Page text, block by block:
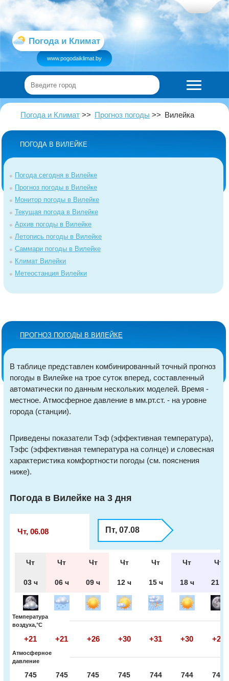
Погода и Климат
www.pogodaiklimat.by
Погода и Климат Прогноз погоды Вилейка
ПОГОДА В ВИЛЕЙКЕ
Погода сегодня в Вилейке
Прогноз погоды в Вилейке
Монитор погоды в Вилейке
Текущая погода в Вилейке
Архив погоды в Вилейке
Летопись погоды в Вилейке
Саммари погоды в Вилейке
Климат Вилейки
Метеостанция Вилейки
ПРОГНОЗ ПОГОДЫ В ВИЛЕЙКЕ
В таблице представлен комбинированный точный прогноз
погоды в Вилейке на трое суток вперед, составленный
автоматически по данным нескольких моделей. Время -
местное. Атмосферное давление в мм.рт.ст. - на уровне
города (станции).
Приведены показатели Тэф (эффективная температура),
Тэфс (эффективная температура на солнце) и словесная
характеристика комфортности погоды (см. пояснения
ниже).
Погода в Вилейке на 3 дня
Чт, 06.08 Пт, 07.08
Чт Чт Чт Чт Чт Чт Чт
03 ч 06 ч 09 ч 12 ч 15 ч 18 ч 21 ч
Температура
воздуха,°С
+21 +21 +26 +30 +31 +30 +26
Атмосферное
давление
745 745 745 745 744 744 744